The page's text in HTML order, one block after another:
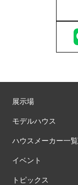
展示場
モデルハウス
ハウスメーカー一覧
イベント
トピックス